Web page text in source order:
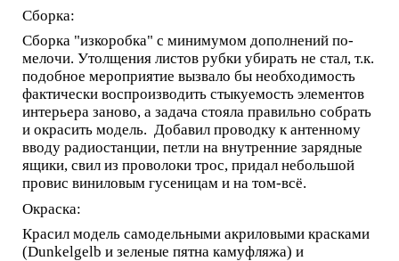
Сборка:
Сборка "изкоробка" с минимумом дополнений по-
мелочи. Утолщения листов рубки убирать не стал, т.к.
подобное мероприятие вызвало бы необходимость
фактически воспроизводить стыкуемость элементов
интерьера заново, а задача стояла правильно собрать
и окрасить модель. Добавил проводку к антенному
вводу радиостанции, петли на внутренние зарядные
ящики, свил из проволоки трос, придал небольшой
провис виниловым гусеницам и на том-всё.
Окраска:
Красил модель самодельными акриловыми красками
(Dunkelgelb и зеленые пятна камуфляжа) и